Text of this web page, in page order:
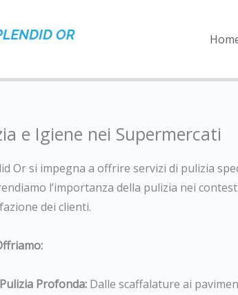
e Igiene nei Supermercati
Or si impegna a offrire servizi di pulizia
l’importanza della pulizia nei
dei clienti.
Pulizia Profonda: Dalle scaffalature ai